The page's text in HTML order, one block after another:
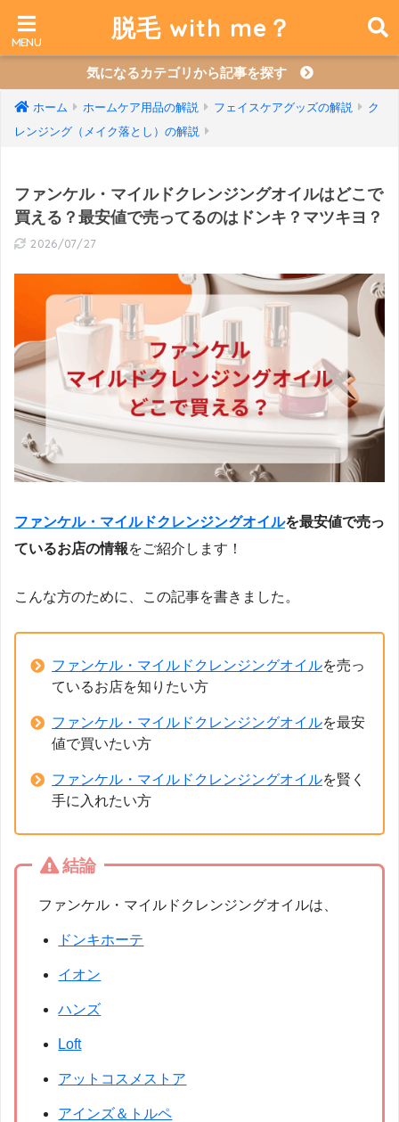
脱毛 with me？
気になるカテゴリから記事を探す
ホーム ホームケア用品の解説 フェイスケアグッズの解説
ク
レンジング（メイク落とし）の解説
ファンケル・マイルドクレンジングオイルはどこで
買える？最安値で売ってるのはドンキ？マツキヨ？
2026/07/27
ファンケル・マイルドクレンジングオイルを最安値で売っ
ているお店の情報をご紹介します！
こんな方のために、この記事を書きました。
ファンケル・マイルドクレンジングオイルを売っ
ているお店を知りたい方
ファンケル・マイルドクレンジングオイルを最安
値で買いたい方
ファンケル・マイルドクレンジングオイルを賢く
手に入れたい方
結論
ファンケル・マイルドクレンジングオイルは、
ドンキホーテ
イオン
ハンズ
Loft
アットコスメストア
アインズ＆トルペ